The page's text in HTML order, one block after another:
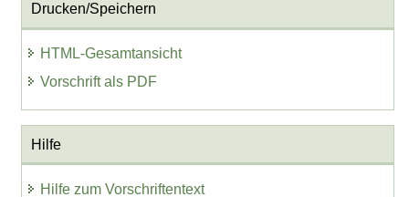
Drucken/Speichern
HTML-Gesamtansicht
Vorschrift als PDF
Hilfe
Hilfe zum Vorschriftentext